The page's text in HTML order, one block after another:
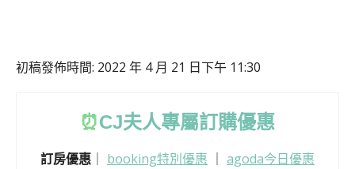
初稿發佈時間: 2022 年 4 月 21 日下午 11:30
⏰CJ夫人專屬訂購優惠
訂房優惠 booking特別優惠
agoda今日優惠